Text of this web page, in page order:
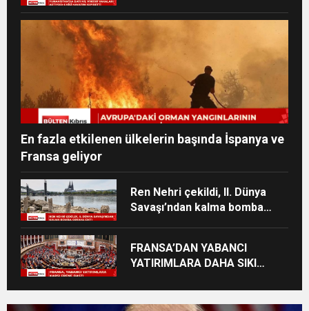
En fazla etkilenen ülkelerin başında İspanya ve
Fransa geliyor
Ren Nehri çekildi, II. Dünya
Savaşı’ndan kalma bomba
FRANSA’DAN YABANCI
YATIRIMLARA DAHA SIKI